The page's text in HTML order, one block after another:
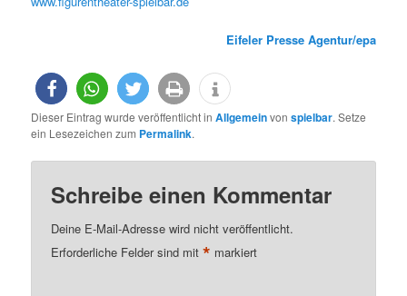
Eifeler Presse Agentur/epa
Dieser Eintrag wurde veröffentlicht inAllgemeinvonspielbar. Setze
ein Lesezeichen zum Permalink.
Schreibe einen Kommentar
Deine E-Mail-Adresse wird nicht veröffentlicht.
Erforderliche Felder sind mit* markiert